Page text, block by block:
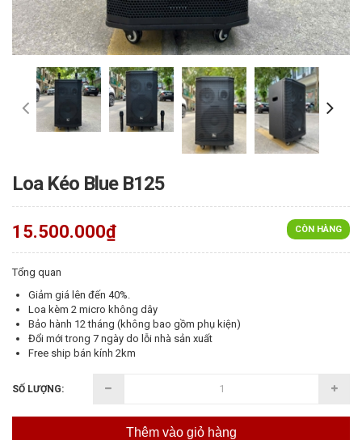
Loa Kéo Blue B125
CÒN HÀNG
15.500.000₫
Tổng quan
Giảm giá lên đến 40%.
Loa kèm 2 micro không dây
Bảo hành 12 tháng (không bao gồm phụ kiện)
Đổi mới trong 7 ngày do lỗi nhà sản xuất
Free ship bán kính 2km
SỐ LƯỢNG:
Thêm vào giỏ hàng